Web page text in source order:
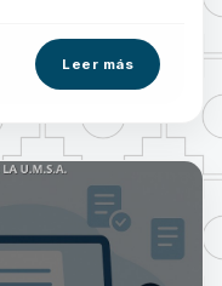
Leer más